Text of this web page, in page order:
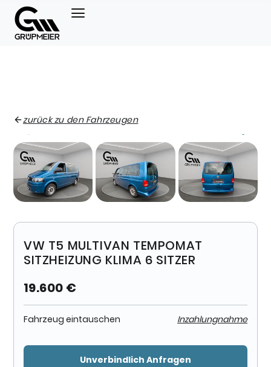
zurück zu den Fahrzeugen
VW T5 MULTIVAN TEMPOMAT
SITZHEIZUNG KLIMA 6 SITZER
19.600 €
Fahrzeug eintauschen Inzahlungnahme
Unverbindlich Anfragen